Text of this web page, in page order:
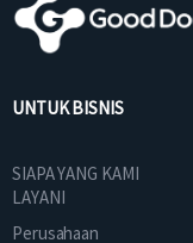
UNTUK BISNIS
SIAPA YANG KAMI
LAYANI
Perusahaan